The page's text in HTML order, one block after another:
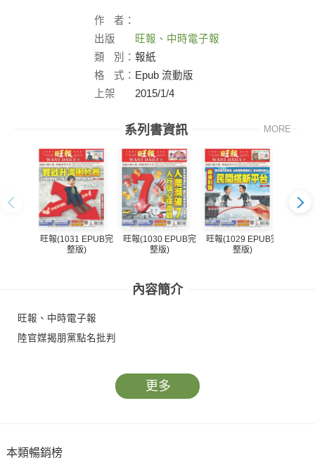
作
者：
出版
社：
旺報、中時電子報
類
別： 報紙
格
式： Epub 流動版
上架
2015/1/4
系列書資訊 MORE
旺報(1031 EPUB完
整版)
旺報(1030 EPUB完
整版)
旺報(1029 EPUB完
整版)
內容簡介
旺報、中時電子報
陸官媒揭朋黨點名批判
更多
本類暢銷榜